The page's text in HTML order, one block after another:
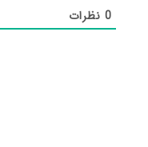
0نظرات